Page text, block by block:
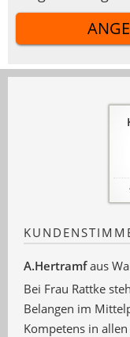
A.Hertramfaus
Bei Frau Rattke
Belangen im
Kompetens in